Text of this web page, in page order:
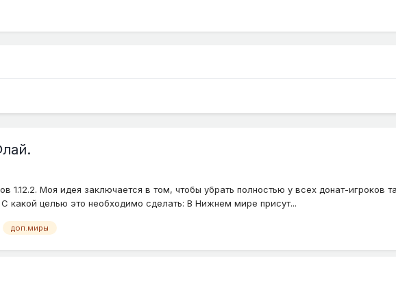
Моя идея заключается в том, чтобы убрать полностью у всех донат-игроков
целью это необходимо сделать: В Нижнем мире присут...
доп.миры